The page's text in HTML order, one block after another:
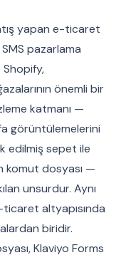
yapan e-ticaret
pazarlama
önemli bir
katmanı —
görüntülemelerini
edilmiş sepet ile
komut dosyası —
unsurdur. Aynı
ticaret altyapısında
biridir.
Klaviyo Forms